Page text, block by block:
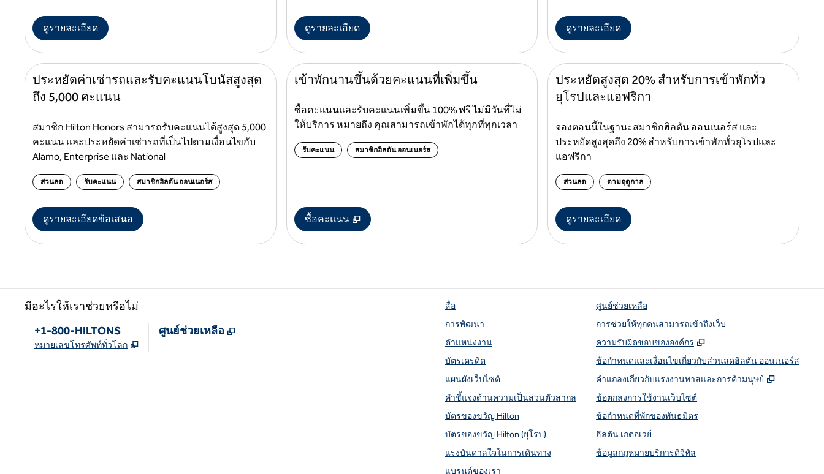
ดูรายละเอียด ดูรายละเอียด ดูรายละเอียด
ประหยัดค่าเช่ารถและรับคะแนนโบนัสสูงสุด
ถึง 5,000 คะแนน
สมาชิก Hilton Honors สามารถรับคะแนนได้สูงสุด 5,000
คะแนน และประหยัดค่าเช่ารถที่เป็นไปตามเงื่อนไขกับ
Alamo, Enterprise และ National
ส่วนลด รับคะแนน สมาชิกฮิลตัน ออนเนอร์ส
ดูรายละเอียดข้อเสนอ
เข้าพักนานขึ้นด้วยคะแนนที่เพิ่มขึ้น
ซื้อคะแนนและรับคะแนนเพิ่มขึ้น 100% ฟรี ไม่มีวันที่ไม่
ให้บริการ หมายถึง คุณสามารถเข้าพักได้ทุกที่ทุกเวลา
รับคะแนน สมาชิกฮิลตัน ออนเนอร์ส
ซื้อคะแนน , เปิดแท็บใหม่
ประหยัดสูงสุด 20% สําหรับการเข้าพักทั่ว
ยุโรปและแอฟริกา
จองตอนนี้ในฐานะสมาชิกฮิลตัน ออนเนอร์ส และ
ประหยัดสูงสุดถึง 20% สําหรับการเข้าพักทั่วยุโรปและ
แอฟริกา
ส่วนลด ตามฤดูกาล
ดูรายละเอียด
มีอะไรให้เราช่วยหรือไม่
โทรศัพท์
+1-800-HILTONS
หมายเลขโทรศัพท์ทั่วโลก ,
ศูนย์ช่วยเหลือ ,
สื่อ
การพัฒนา
ตำแหน่งงาน
บัตรเครดิต
แผนผังเว็บไซต์
คำชี้แจงด้านความเป็นส่วนตัวสากล
บัตรของขวัญ Hilton
บัตรของขวัญ Hilton (ยุโรป)
แรงบันดาลใจในการเดินทาง
แบรนด์ของเรา
ศูนย์ช่วยเหลือ
การช่วยให้ทุกคนสามารถเข้าถึงเว็บ
ความรับผิดชอบขององค์กร
,
ข้อกำหนดและเงื่อนไขเกี่ยวกับส่วนลดฮิลตัน ออนเนอร์ส
คําแถลงเกี่ยวกับแรงงานทาสและการค้ามนุษย์
,
ข้อตกลงการใช้งานเว็บไซต์
ข้อกําหนดที่พักของพันธมิตร
ฮิลตัน เกตอเวย์
ข้อมูลกฎหมายบริการดิจิทัล